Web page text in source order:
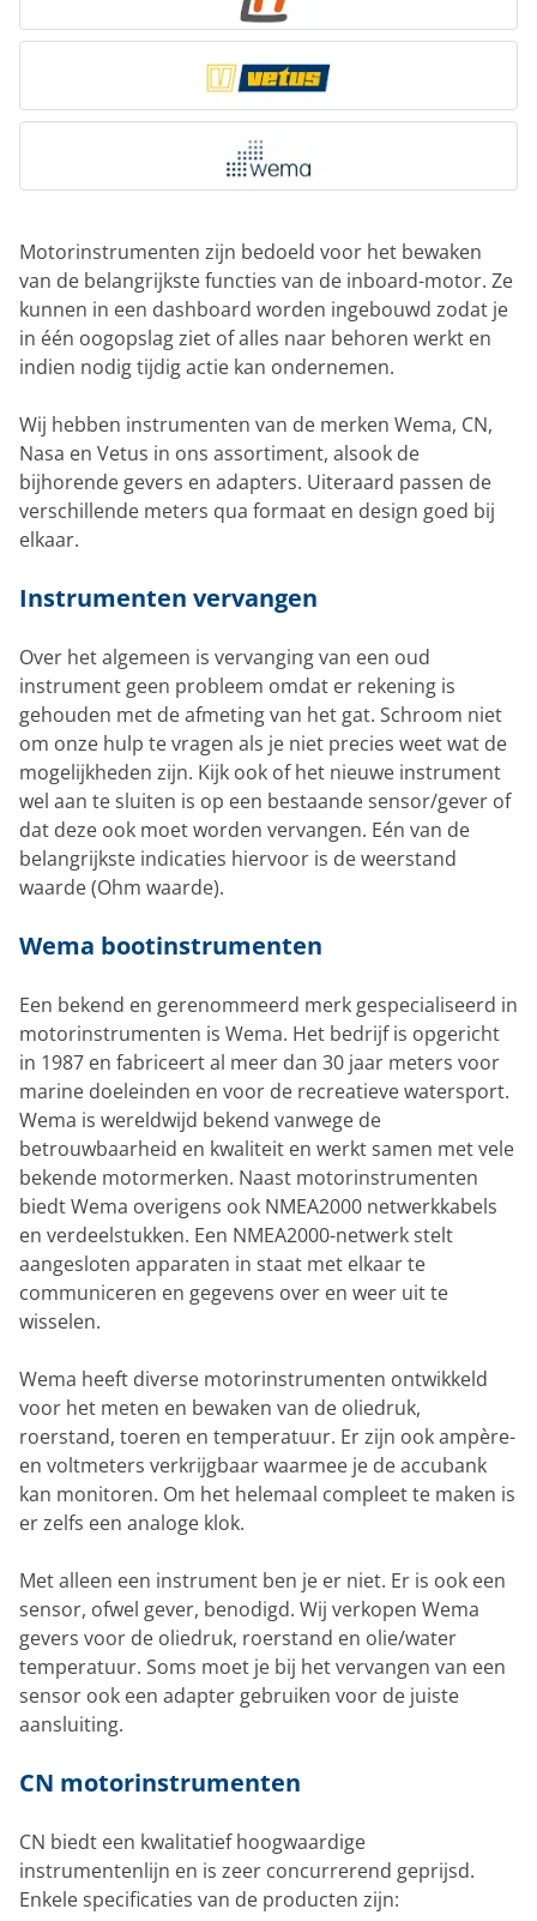
Motorinstrumenten zijn bedoeld voor het bewaken
van de belangrijkste functies van de inboard-motor. Ze
kunnen in een dashboard worden ingebouwd zodat je
in één oogopslag ziet of alles naar behoren werkt en
indien nodig tijdig actie kan ondernemen.
Wij hebben instrumenten van de merken Wema, CN,
Nasa en Vetus in ons assortiment, alsook de
bijhorende gevers en adapters. Uiteraard passen de
verschillende meters qua formaat en design goed bij
elkaar.
Instrumenten vervangen
Over het algemeen is vervanging van een oud
instrument geen probleem omdat er rekening is
gehouden met de afmeting van het gat. Schroom niet
om onze hulp te vragen als je niet precies weet wat de
mogelijkheden zijn. Kijk ook of het nieuwe instrument
wel aan te sluiten is op een bestaande sensor/gever of
dat deze ook moet worden vervangen. Eén van de
belangrijkste indicaties hiervoor is de weerstand
waarde (Ohm waarde).
Wema bootinstrumenten
Een bekend en gerenommeerd merk gespecialiseerd in
motorinstrumenten is Wema. Het bedrijf is opgericht
in 1987 en fabriceert al meer dan 30 jaar meters voor
marine doeleinden en voor de recreatieve watersport.
Wema is wereldwijd bekend vanwege de
betrouwbaarheid en kwaliteit en werkt samen met vele
bekende motormerken. Naast motorinstrumenten
biedt Wema overigens ook NMEA2000 netwerkkabels
en verdeelstukken. Een NMEA2000-netwerk stelt
aangesloten apparaten in staat met elkaar te
communiceren en gegevens over en weer uit te
wisselen.
Wema heeft diverse motorinstrumenten ontwikkeld
voor het meten en bewaken van de oliedruk,
roerstand, toeren en temperatuur. Er zijn ook ampère-
en voltmeters verkrijgbaar waarmee je de accubank
kan monitoren. Om het helemaal compleet te maken is
er zelfs een analoge klok.
Met alleen een instrument ben je er niet. Er is ook een
sensor, ofwel gever, benodigd. Wij verkopen Wema
gevers voor de oliedruk, roerstand en olie/water
temperatuur. Soms moet je bij het vervangen van een
sensor ook een adapter gebruiken voor de juiste
aansluiting.
CN motorinstrumenten
CN biedt een kwalitatief hoogwaardige
instrumentenlijn en is zeer concurrerend geprijsd.
Enkele specificaties van de producten zijn: